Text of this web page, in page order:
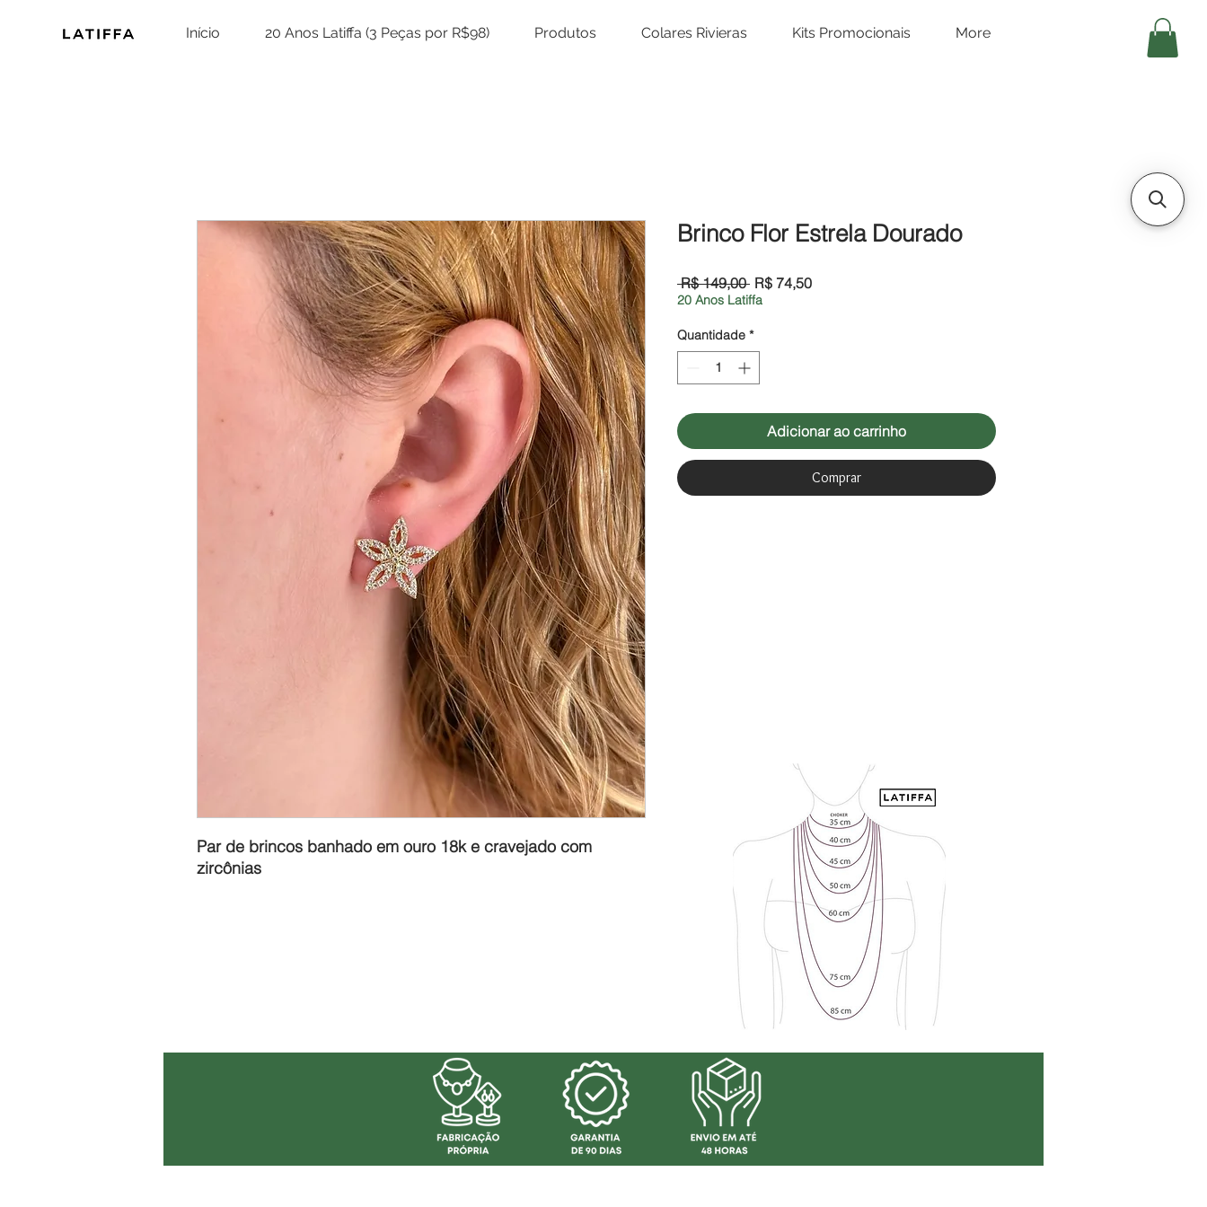
Início 20 Anos Latiffa (3 Peças por R$98) Produtos Colares Rivieras Kits Promocionais More
Par de brincos banhado em ouro 18k e cravejado com
zircônias
Brinco Flor Estrela Dourado
R$ 149,00 Preço
normal
R$ 74,50Preço
20 Anos Latiffa
Quantidade *
Adicionar ao carrinho
Comprar